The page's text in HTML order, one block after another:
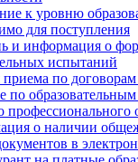
к уровню
для поступления
и информация о
испытаний
приема по
по
профессионального
о наличии
в